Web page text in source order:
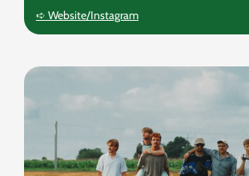
ﬂiegen zu lassen wird zwar nie scheitern, sich
keinen davon erfüllen.
➪ Website/Instagram